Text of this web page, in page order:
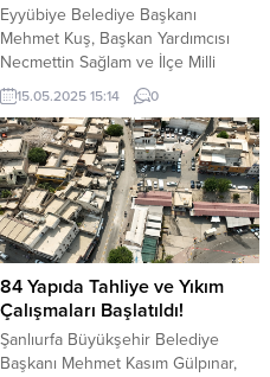
Eyyübiye Belediye Başkanı
Mehmet Kuş, Başkan Yardımcısı
Necmettin Sağlam ve İlçe Milli
Eğitim Müdürü Ahmet Demir ile
birlikte, Şehit Şükrü Can Kayadibi
Anadolu Lisesi’nin düzenlediği
Bahar Şenlikleri 4006 TÜBİTAK
Bilim Fuarı’na katıldı. Okulun spor
salonunda düzenlenen fuarda
açılan standları tek tek ziyaret
ederek öğrenci ve
öğretmenlerinden bilgiler alan
Başkan Kuş...
15.05.2025 15:14 0
84 Yapıda Tahliye ve Yıkım
Çalışmaları Başlatıldı!
Şanlıurfa Büyükşehir Belediye
Başkanı Mehmet Kasım Gülpınar,